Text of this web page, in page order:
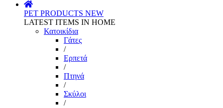
PET PRODUCTS NEW
LATEST ITEMS IN HOME
Κατοικίδια
Γάτες
/
Ερπετά
/
Πτηνά
/
Σκύλοι
/